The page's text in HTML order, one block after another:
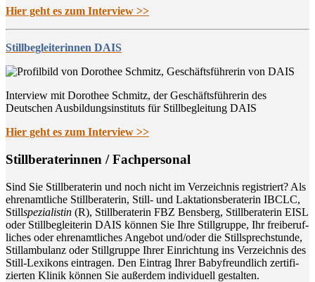
Hier geht es zum Interview >>
Stillbegleiterinnen DAIS
Interview mit Dorothee Schmitz, der Geschäftsführerin des
Deutschen Ausbildungsinstituts für Stillbegleitung DAIS
Hier geht es zum Interview >>
Still­be­ra­te­rin­nen / Fachpersonal
Sind Sie Still­be­ra­te­rin und noch nicht im Ver­zeich­nis regis­triert? Als
ehren­amt­li­che Still­be­ra­te­rin, Still- und Lak­ta­ti­ons­be­ra­te­rin IBCLC,
Stillspe­zia­lis­tin (R), Still­be­ra­te­rin FBZ Bens­berg, Still­be­ra­te­rin EISL
oder Still­be­glei­te­rin DAIS kön­nen Sie Ihre Still­grup­pe, Ihr frei­be­ruf­
li­ches oder ehren­amt­li­ches Ange­bot und/oder die Still­sprech­stun­de,
Still­am­bu­lanz oder Still­grup­pe Ihrer Ein­rich­tung ins Ver­zeich­nis des
Still-Lexi­kons ein­tra­gen. Den Ein­trag Ihrer Baby­freund­lich zer­ti­fi­
zier­ten Kli­nik kön­nen Sie außer­dem indi­vi­du­ell gestalten.